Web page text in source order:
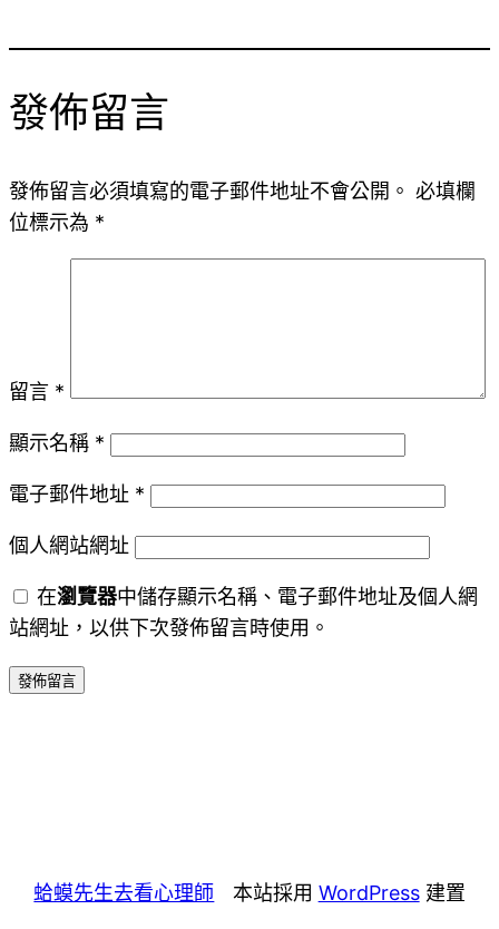
發佈留言
發佈留言必須填寫的電子郵件地址不會公開。 必填欄
位標示為 *
留言 *
顯示名稱 *
電子郵件地址 *
個人網站網址
在瀏覽器中儲存顯示名稱、電子郵件地址及個人網
站網址，以供下次發佈留言時使用。
蛤蟆先生去看心理師 本站採用 WordPress建置